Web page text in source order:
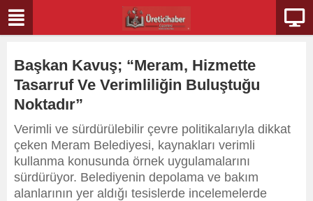
Başkan Kavuş; “Meram, Hizmette
Tasarruf Ve Verimliliğin Buluştuğu
Noktadır”
Verimli ve sürdürülebilir çevre politikalarıyla dikkat
çeken Meram Belediyesi, kaynakları verimli
kullanma konusunda örnek uygulamalarını
sürdürüyor. Belediyenin depolama ve bakım
alanlarının yer aldığı tesislerde incelemelerde